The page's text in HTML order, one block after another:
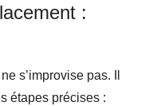
:
s’improvise pas. Il
étapes précises :